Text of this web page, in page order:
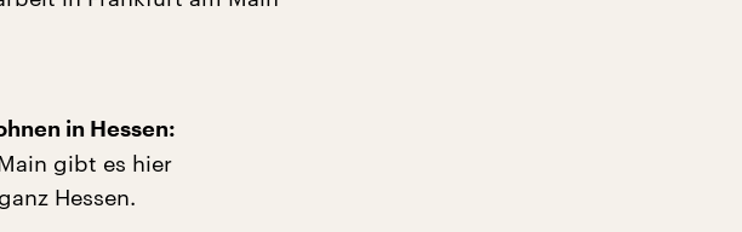
in Hessen:
gibt es hier
Hessen.